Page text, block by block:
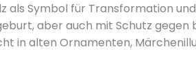
als Symbol für Transformation
aber auch mit Schutz gegen
in alten Ornamenten,